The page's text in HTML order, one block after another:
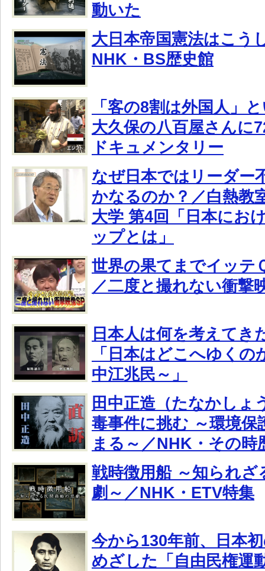
動いた
大日本帝国憲法はこう
NHK・BS歴史館
「客の8割は外国人」
大久保の八百屋さんに
ドキュメンタリー
なぜ日本ではリーダー
かなるのか？／白熱教
大学 第4回「日本にお
ップとは」
世界の果てまでイッテ
／二度と撮れない衝撃
日本人は何を考えてき
「日本はどこへゆくの
中江兆民～」
田中正造（たなかしょ
毒事件に挑む ～環境保
まる～／NHK・その時
戦時徴用船 ～知られざ
劇～／NHK・ETV特集
今から130年前、日本
めざした「自由民権運